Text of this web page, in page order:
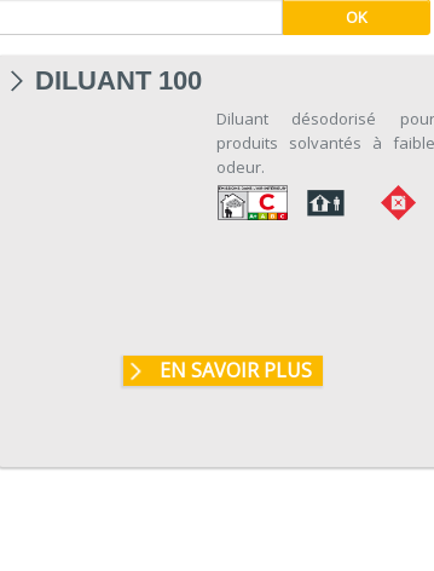
DILUANT 100
Diluant désodorisé pour
produits solvantés à faible
odeur.
EN SAVOIR PLUS